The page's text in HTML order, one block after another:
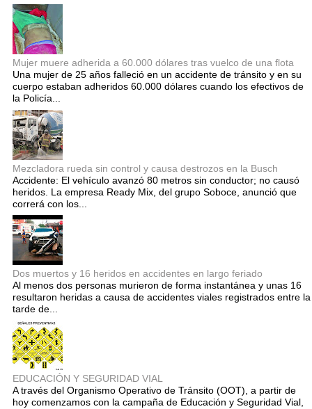
Mujer muere adherida a 60.000 dólares tras vuelco de una flota
Una mujer de 25 años falleció en un accidente de tránsito y en su
cuerpo estaban adheridos 60.000 dólares cuando los efectivos de
la Policía...
Mezcladora rueda sin control y causa destrozos en la Busch
Accidente: El vehículo avanzó 80 metros sin conductor; no causó
heridos. La empresa Ready Mix, del grupo Soboce, anunció que
correrá con los...
Dos muertos y 16 heridos en accidentes en largo feriado
Al menos dos personas murieron de forma instantánea y unas 16
resultaron heridas a causa de accidentes viales registrados entre la
tarde de...
EDUCACIÓN Y SEGURIDAD VIAL
A través del Organismo Operativo de Tránsito (OOT), a partir de
hoy comenzamos con la campaña de Educación y Seguridad Vial,